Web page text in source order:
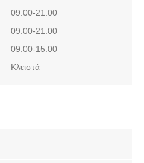
09.00-21.00
09.00-21.00
09.00-15.00
Κλειστά